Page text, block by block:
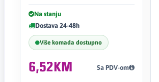
Na stanju
Dostava 24-48h
Više komada dostupno
6,52KM Sa PDV-om